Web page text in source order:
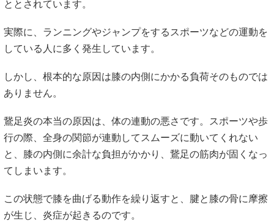
ととされています。
実際に、ランニングやジャンプをするスポーツなどの運動を
している人に多く発生しています。
しかし、根本的な原因は膝の内側にかかる負荷そのものでは
ありません。
鵞足炎の本当の原因は、体の連動の悪さです。スポーツや歩
行の際、全身の関節が連動してスムーズに動いてくれない
と、膝の内側に余計な負担がかかり、鵞足の筋肉が固くなっ
てしまいます。
この状態で膝を曲げる動作を繰り返すと、腱と膝の骨に摩擦
が生じ、炎症が起きるのです。